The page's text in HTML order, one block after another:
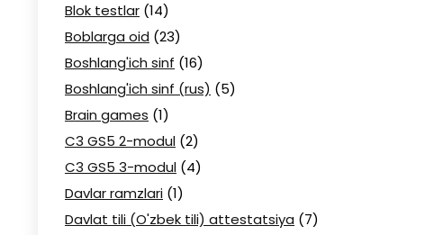
Blok testlar (14)
Boblarga oid (23)
Boshlang'ich sinf (16)
Boshlang'ich sinf (rus) (5)
Brain games (1)
C3 GS5 2-modul (2)
C3 GS5 3-modul (4)
Davlar ramzlari (1)
Davlat tili (O'zbek tili) attestatsiya (7)